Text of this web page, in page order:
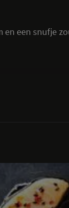
en een snufje
die op de